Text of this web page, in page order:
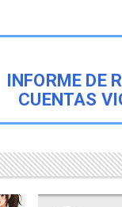
INFORME DE
CUENTAS